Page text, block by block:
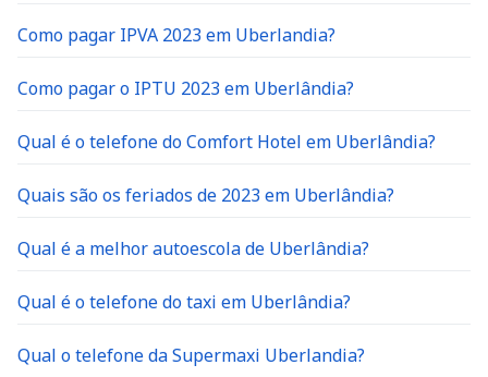
Como pagar IPVA 2023 em Uberlandia?
Como pagar o IPTU 2023 em Uberlândia?
Qual é o telefone do Comfort Hotel em Uberlândia?
Quais são os feriados de 2023 em Uberlândia?
Qual é a melhor autoescola de Uberlândia?
Qual é o telefone do taxi em Uberlândia?
Qual o telefone da Supermaxi Uberlandia?